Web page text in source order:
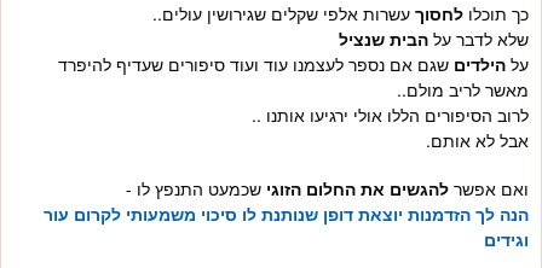
כך תוכלו לחסוך עשרות אלפי שקלים שגירושין עולים..
שלא לדבר על הבית שנציל
על הילדים שגם אם נספר לעצמנו עוד ועוד סיפורים שעדיף להיפרד
מאשר לריב מולם..
לרוב הסיפורים הללו אולי ירגיעו אותנו ..
אבל לא אותם.
ואם אפשר להגשים את החלום הזוגי שכמעט התנפץ לו -
הנה לך הזדמנות יוצאת דופן שנותנת לו סיכוי משמעותי לקרום עור
וגידים